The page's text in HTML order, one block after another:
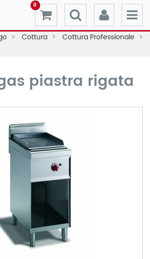
0
Cottura
Cottura Professionale
piastra rigata